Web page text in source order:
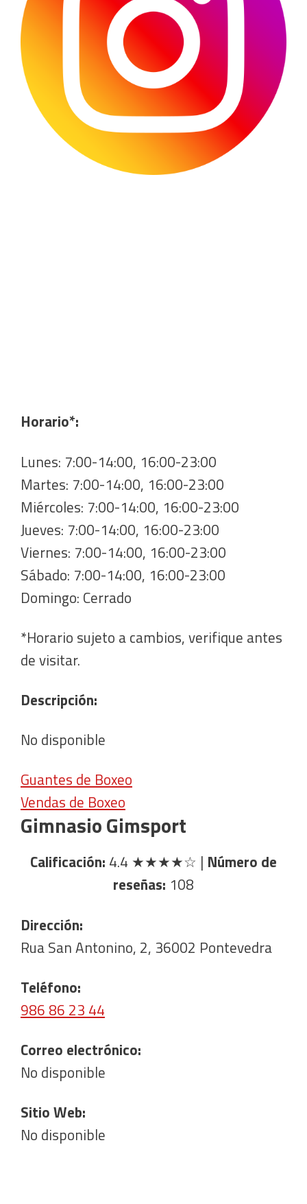
Horario*:
Lunes: 7:00-14:00, 16:00-23:00
Martes: 7:00-14:00, 16:00-23:00
Miércoles: 7:00-14:00, 16:00-23:00
Jueves: 7:00-14:00, 16:00-23:00
Viernes: 7:00-14:00, 16:00-23:00
Sábado: 7:00-14:00, 16:00-23:00
Domingo: Cerrado
*Horario sujeto a cambios, verifique antes
de visitar.
Descripción:
No disponible
Guantes de Boxeo
Vendas de Boxeo
Gimnasio Gimsport
Calificación: 4.4 ★★★★☆ | Número de
reseñas: 108
Dirección:
Rua San Antonino, 2, 36002 Pontevedra
Teléfono:
986 86 23 44
Correo electrónico:
No disponible
Sitio Web:
No disponible